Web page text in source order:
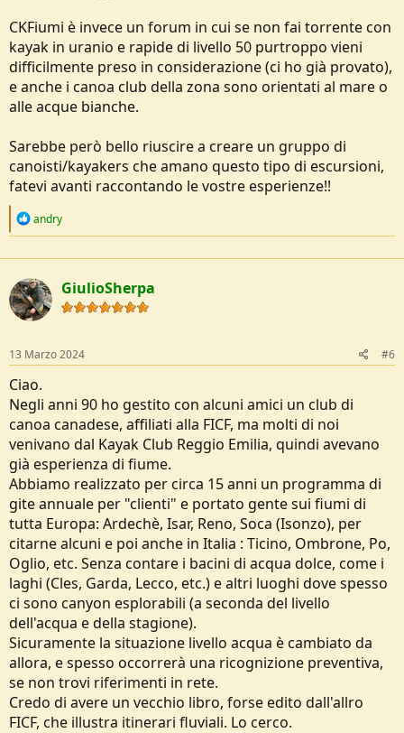
con una canadese da 16'.
CKFiumi è invece un forum in cui se non fai torrente con
kayak in uranio e rapide di livello 50 purtroppo vieni
difficilmente preso in considerazione (ci ho già provato),
e anche i canoa club della zona sono orientati al mare o
alle acque bianche.
Sarebbe però bello riuscire a creare un gruppo di
canoisti/kayakers che amano questo tipo di escursioni,
fatevi avanti raccontando le vostre esperienze!!
R
c
t
i
o
n
:
andry
GiulioSherpa
13 Marzo 2024 #6
Ciao.
Negli anni 90 ho gestito con alcuni amici un club di
canoa canadese, affiliati alla FICF, ma molti di noi
venivano dal Kayak Club Reggio Emilia, quindi avevano
già esperienza di fiume.
Abbiamo realizzato per circa 15 anni un programma di
gite annuale per "clienti" e portato gente sui fiumi di
tutta Europa: Ardechè, Isar, Reno, Soca (Isonzo), per
citarne alcuni e poi anche in Italia : Ticino, Ombrone, Po,
Oglio, etc. Senza contare i bacini di acqua dolce, come i
laghi (Cles, Garda, Lecco, etc.) e altri luoghi dove spesso
ci sono canyon esplorabili (a seconda del livello
dell'acqua e della stagione).
Sicuramente la situazione livello acqua è cambiato da
allora, e spesso occorrerà una ricognizione preventiva,
se non trovi riferimenti in rete.
Credo di avere un vecchio libro, forse edito dall'allro
FICF, che illustra itinerari fluviali. Lo cerco.